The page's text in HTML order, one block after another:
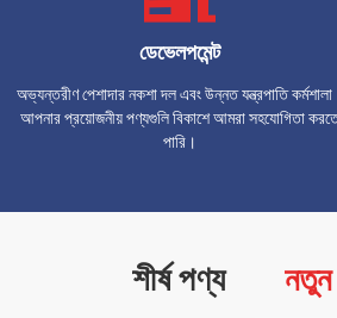
ডেভেলপমেন্ট
অভ্যন্তরীণ পেশাদার নকশা দল এবং উন্নত যন্ত্রপাতি
আপনার প্রয়োজনীয় পণ্যগুলি বিকাশে আমরা সহযোগিতা
পারি।
শীর্ষ পণ্য